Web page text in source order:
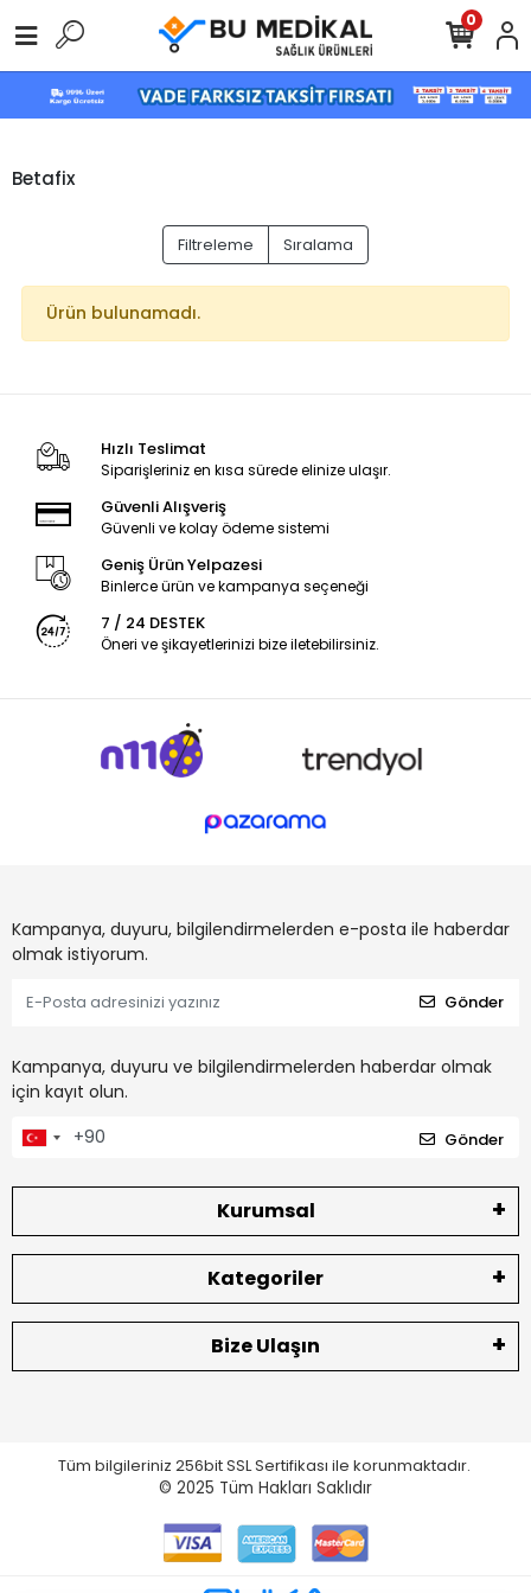
0
Betafix
Filtreleme Sıralama
Ürün bulunamadı.
Hızlı Teslimat
Siparişleriniz en kısa sürede elinize ulaşır.
Güvenli Alışveriş
Güvenli ve kolay ödeme sistemi
Geniş Ürün Yelpazesi
Binlerce ürün ve kampanya seçeneği
7 / 24 DESTEK
Öneri ve şikayetlerinizi bize iletebilirsiniz.
Kampanya, duyuru, bilgilendirmelerden e-posta ile haberdar
olmak istiyorum.
Gönder
Kampanya, duyuru ve bilgilendirmelerden haberdar olmak
için kayıt olun.
Gönder
Kurumsal
Kategoriler
Bize Ulaşın
Tüm bilgileriniz 256bit SSL Sertifikası ile korunmaktadır.
© 2025 Tüm Hakları Saklıdır